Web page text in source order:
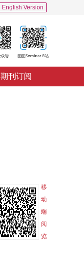
English Version
期刊订阅
移
动
端
阅
览